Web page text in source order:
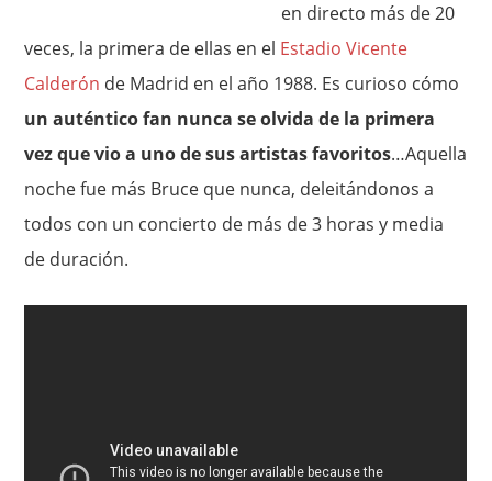
en directo más de 20
veces, la primera de ellas en el Estadio Vicente
Calderón de Madrid en el año 1988. Es curioso cómo
un auténtico fan nunca se olvida de la primera
vez que vio a uno de sus artistas favoritos…Aquella
noche fue más Bruce que nunca, deleitándonos a
todos con un concierto de más de 3 horas y media
de duración.